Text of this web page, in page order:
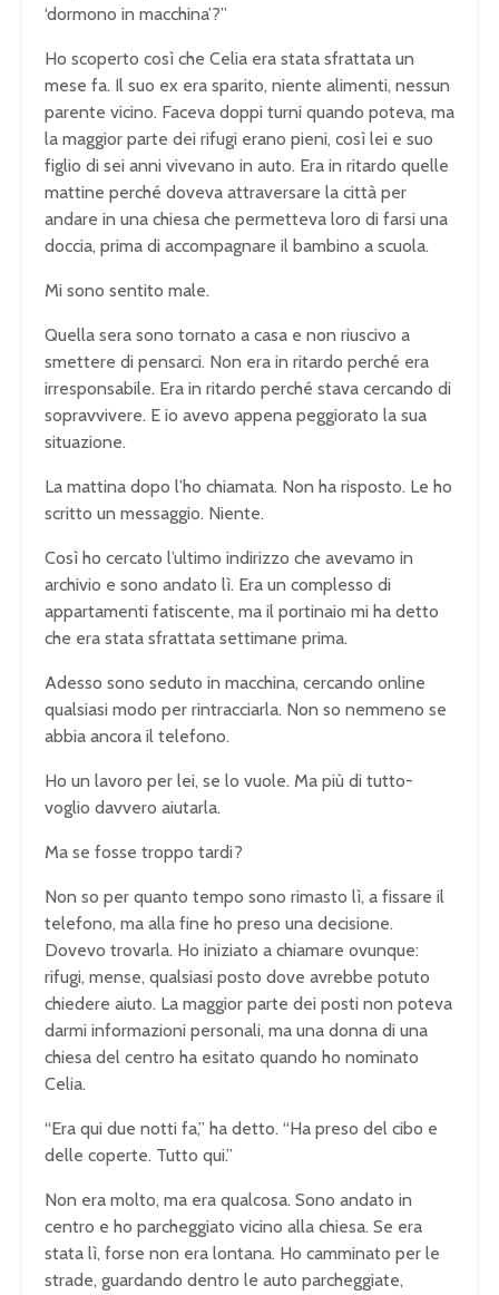
‘dormono in macchina’?”
Ho scoperto così che Celia era stata sfrattata un
mese fa. Il suo ex era sparito, niente alimenti, nessun
parente vicino. Faceva doppi turni quando poteva, ma
la maggior parte dei rifugi erano pieni, così lei e suo
figlio di sei anni vivevano in auto. Era in ritardo quelle
mattine perché doveva attraversare la città per
andare in una chiesa che permetteva loro di farsi una
doccia, prima di accompagnare il bambino a scuola.
Mi sono sentito male.
Quella sera sono tornato a casa e non riuscivo a
smettere di pensarci. Non era in ritardo perché era
irresponsabile. Era in ritardo perché stava cercando di
sopravvivere. E io avevo appena peggiorato la sua
situazione.
La mattina dopo l’ho chiamata. Non ha risposto. Le ho
scritto un messaggio. Niente.
Così ho cercato l’ultimo indirizzo che avevamo in
archivio e sono andato lì. Era un complesso di
appartamenti fatiscente, ma il portinaio mi ha detto
che era stata sfrattata settimane prima.
Adesso sono seduto in macchina, cercando online
qualsiasi modo per rintracciarla. Non so nemmeno se
abbia ancora il telefono.
Ho un lavoro per lei, se lo vuole. Ma più di tutto-
voglio davvero aiutarla.
Ma se fosse troppo tardi?
Non so per quanto tempo sono rimasto lì, a fissare il
telefono, ma alla fine ho preso una decisione.
Dovevo trovarla. Ho iniziato a chiamare ovunque:
rifugi, mense, qualsiasi posto dove avrebbe potuto
chiedere aiuto. La maggior parte dei posti non poteva
darmi informazioni personali, ma una donna di una
chiesa del centro ha esitato quando ho nominato
Celia.
“Era qui due notti fa,” ha detto. “Ha preso del cibo e
delle coperte. Tutto qui.”
Non era molto, ma era qualcosa. Sono andato in
centro e ho parcheggiato vicino alla chiesa. Se era
stata lì, forse non era lontana. Ho camminato per le
strade, guardando dentro le auto parcheggiate,